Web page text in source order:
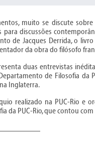
muito se discute
discussões
de Jacques Derrida, o
da obra do filósofo
duas entrevistas
de Filosofia
Inglaterra.
realizado na PUC-Rio e
da PUC-Rio, que contou